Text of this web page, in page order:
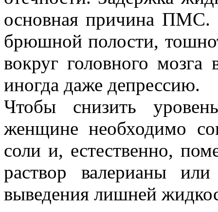
основная причина ПМС.
брюшной полости,
вокруг головного мозга
иногда даже депрессию.
Чтобы снизить
женщине необходимо
соли и, естественно,
раствор валерианы
выведения лишней